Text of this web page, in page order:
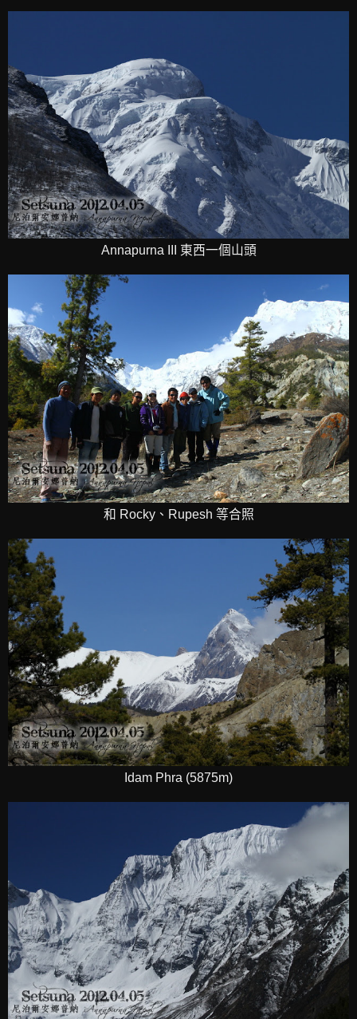
Annapurna III 東西一個山頭
和 Rocky、Rupesh 等合照
Idam Phra (5875m)